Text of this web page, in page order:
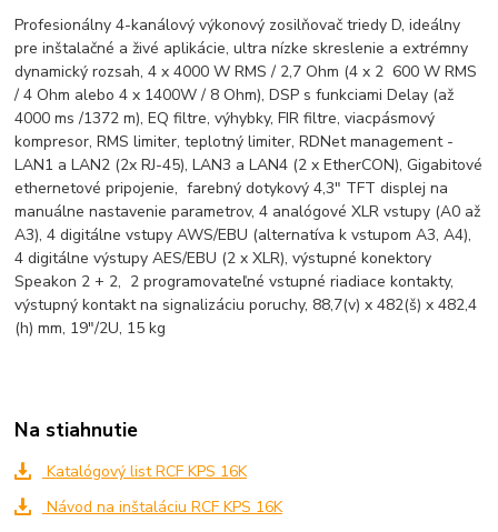
Profesionálny 4-kanálový výkonový zosilňovač triedy D, ideálny
pre inštalačné a živé aplikácie, ultra nízke skreslenie a extrémny
dynamický rozsah, 4 x 4000 W RMS / 2,7 Ohm (4 x 2 600 W RMS
/ 4 Ohm alebo 4 x 1400W / 8 Ohm), DSP s funkciami Delay (až
4000 ms /1372 m), EQ filtre, výhybky, FIR filtre, viacpásmový
kompresor, RMS limiter, teplotný limiter, RDNet management -
LAN1 a LAN2 (2x RJ-45), LAN3 a LAN4 (2 x EtherCON), Gigabitové
ethernetové pripojenie, farebný dotykový 4,3" TFT displej na
manuálne nastavenie parametrov, 4 analógové XLR vstupy (A0 až
A3), 4 digitálne vstupy AWS/EBU (alternatíva k vstupom A3, A4),
4 digitálne výstupy AES/EBU (2 x XLR), výstupné konektory
Speakon 2 + 2, 2 programovateľné vstupné riadiace kontakty,
výstupný kontakt na signalizáciu poruchy, 88,7(v) x 482(š) x 482,4
(h) mm, 19"/2U, 15 kg
Na stiahnutie
Katalógový list RCF KPS 16K
Návod na inštaláciu RCF KPS 16K